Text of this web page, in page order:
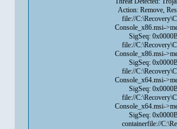
Action: Remove,
file://
Console_x86.msi-
SigSeq:
file://
Console_x86.msi-
SigSeq:
file://
Console_x64.msi-
SigSeq:
file://
Console_x64.msi-
SigSeq:
containerfile://